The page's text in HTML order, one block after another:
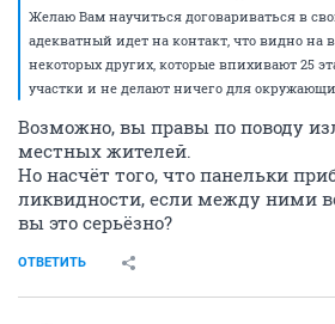
Желаю Вам научиться договариваться в
адекватный идет на контакт, что видно на
некоторых других, которые впихивают 25
участки и не делают ничего для
Возможно, вы правы по поводу
местных жителей.
Но насчёт того, что панельки
ликвидности, если между ними
вы это серьёзно?
ОТВЕТИТЬ